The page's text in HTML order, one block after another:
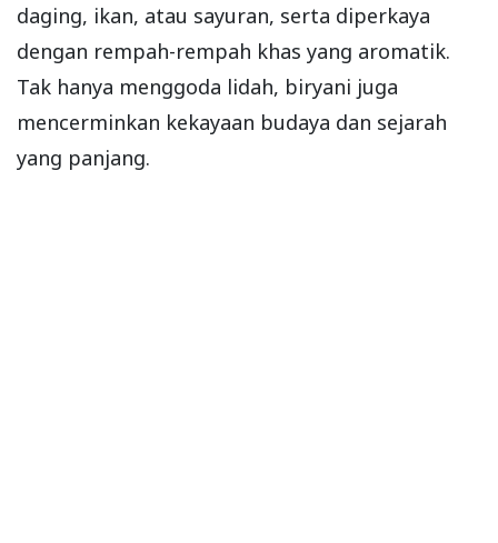
daging, ikan, atau sayuran, serta diperkaya
dengan rempah-rempah khas yang aromatik.
Tak hanya menggoda lidah, biryani juga
mencerminkan kekayaan budaya dan sejarah
yang panjang.